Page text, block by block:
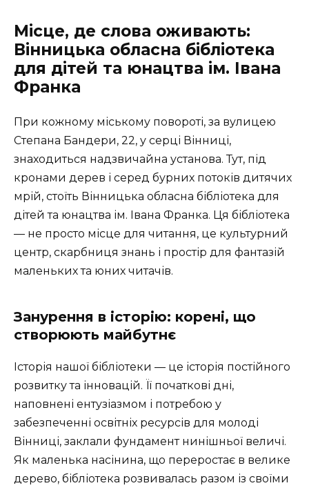
Місце, де слова оживають:
Вінницька обласна бібліотека
для дітей та юнацтва ім. Івана
Франка
При кожному міському повороті, за вулицею
Степана Бандери, 22, у серці Вінниці,
знаходиться надзвичайна установа. Тут, під
кронами дерев і серед бурних потоків дитячих
мрій, стоїть Вінницька обласна бібліотека для
дітей та юнацтва ім. Івана Франка. Ця бібліотека
— не просто місце для читання, це культурний
центр, скарбниця знань і простір для фантазій
маленьких та юних читачів.
Занурення в історію: корені, що
створюють майбутнє
Історія нашої бібліотеки — це історія постійного
розвитку та інновацій. Її початкові дні,
наповнені ентузіазмом і потребою у
забезпеченні освітніх ресурсів для молоді
Вінниці, заклали фундамент нинішньої величі.
Як маленька насінина, що переростає в велике
дерево, бібліотека розвивалась разом із своїми